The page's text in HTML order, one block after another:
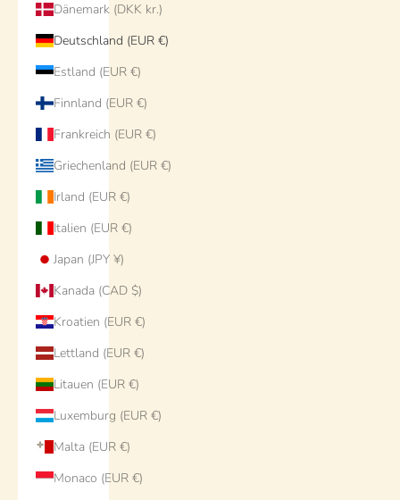
Dänemark (DKK kr.)
Deutschland (EUR €)
Estland (EUR €)
Finnland (EUR €)
Frankreich (EUR €)
Griechenland (EUR €)
Irland (EUR €)
Italien (EUR €)
Japan (JPY ¥)
Kanada (CAD $)
Kroatien (EUR €)
Lettland (EUR €)
Litauen (EUR €)
Luxemburg (EUR €)
Malta (EUR €)
Monaco (EUR €)